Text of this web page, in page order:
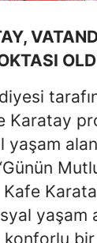
Karatay
yaşam
yaşam
konforlu